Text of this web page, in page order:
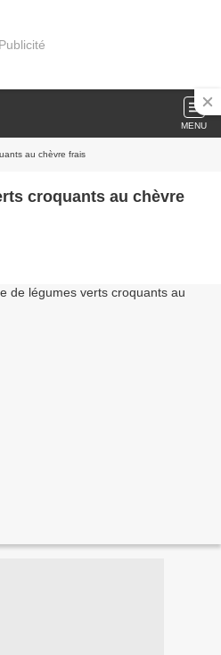
Publicité
MENU
au chèvre frais
croquants au chèvre